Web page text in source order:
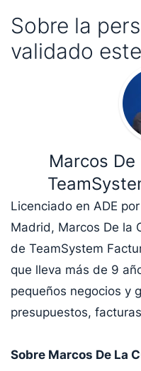
Sobre la
validado
Marcos De
Licenciado en ADE
Madrid, Marcos De la
de TeamSystem
que lleva más de 9
pequeños negocios y
presupuestos,
Sobre Marcos De La